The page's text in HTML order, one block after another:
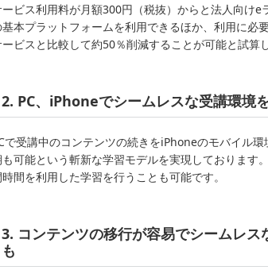
ビス利用料が月額300円（税抜）からと法人向け
本プラットフォームを利用できるほか、利用に必
ビスと比較して約50％削減することが可能と試算
2. PC、iPhoneでシームレスな受講環境
で受講中のコンテンツの続きをiPhoneのモバイル
可能という斬新な学習モデルを実現しております
間を利用した学習を行うことも可能です。
3. コンテンツの移行が容易でシームレ
も